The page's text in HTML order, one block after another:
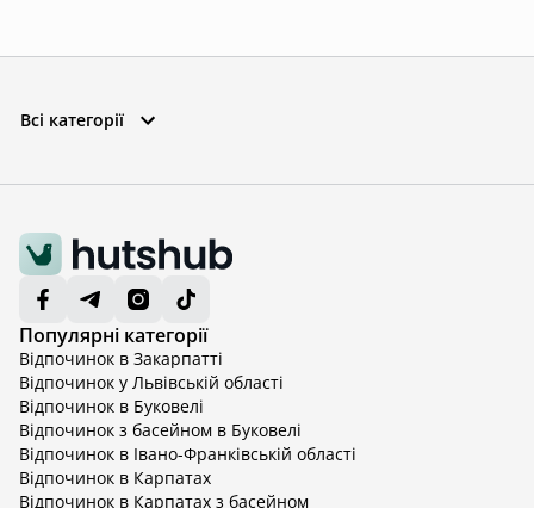
Всі категорії
Популярні категорії
Відпочинок в Закарпатті
Відпочинок у Львівській області
Відпочинок в Буковелі
Відпочинок з басейном в Буковелі
Відпочинок в Івано-Франківській області
Відпочинок в Карпатах
Відпочинок в Карпатах з басейном